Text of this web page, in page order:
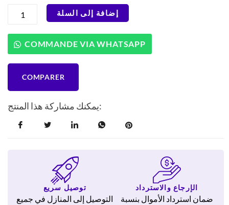
مجموعة
الشخصية
Hausberg
في
أسود/
رمادي
إضافة إلى السلة
COMMANDE VIA WHATSAPP
COMPARER
يمكنك مشاركة هذا المنتج:
توصيل سريع
التوصيل إلى المنازل في جميع
الإرجاع والاسترداد
ضمان استرداد الأموال بنسبة